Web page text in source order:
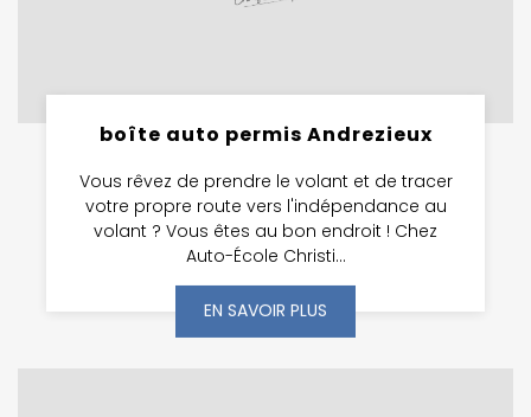
boîte auto permis Andrezieux
Vous rêvez de prendre le volant et de tracer
votre propre route vers l'indépendance au
volant ? Vous êtes au bon endroit ! Chez
Auto-École Christi...
EN SAVOIR PLUS